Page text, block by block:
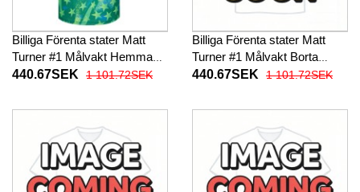
Billiga Förenta stater Matt
Turner #1 Målvakt Hemma
fotbollskläder VM 2026
440.67SEK 1 101.72SEK
Billiga Förenta stater Matt
Turner #1 Målvakt Borta
fotbollskläder VM 2026
440.67SEK 1 101.72SEK